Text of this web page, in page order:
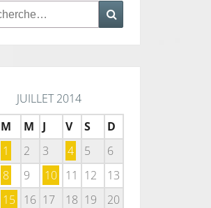
:
JUILLET 2014
M M J V S
D
1
2 3 4 5
6
8 9 10 11 12
13
15 16 17 18 19
20